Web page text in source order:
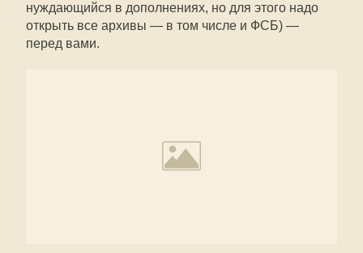
нуждающийся в дополнениях, но для этого надо
открыть все архивы — в том числе и ФСБ) —
перед вами.